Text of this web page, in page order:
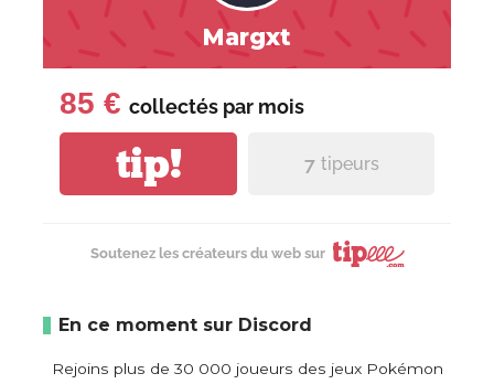
Margxt
85 € collectés par mois
tip! 7 tipeurs
Soutenez les créateurs du web sur
En ce moment sur Discord
Rejoins plus de 30 000 joueurs des jeux Pokémon